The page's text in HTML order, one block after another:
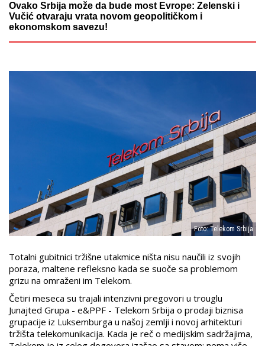
Ovako Srbija može da bude most Evrope: Zelenski i
Vučić otvaraju vrata novom geopolitičkom i
ekonomskom savezu!
Foto: Telekom Srbija
Totalni gubitnici tržišne utakmice ništa nisu naučili iz svojih
poraza, maltene refleksno kada se suoče sa problemom
grizu na omraženi im Telekom.
Četiri meseca su trajali intenzivni pregovori u trouglu
Junajted Grupa - e&PPF - Telekom Srbija o prodaji biznisa
grupacije iz Luksemburga u našoj zemlji i novoj arhitekturi
tržišta telekomunikacija. Kada je reč o medijskim sadržajima,